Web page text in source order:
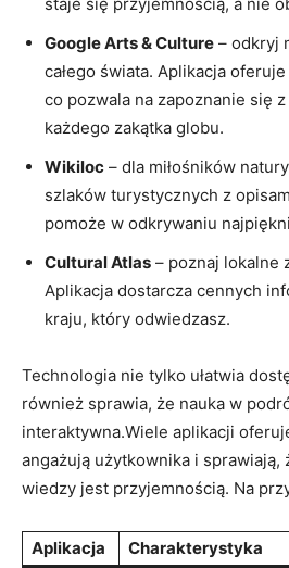
Google Arts & Culture – odkryj
całego świata. Aplikacja
‍co pozwala na zapoznanie się
każdego zakątka ⁣globu.
Wikiloc – dla miłośników
szlaków turystycznych z
pomoże w odkrywaniu
Cultural Atlas – poznaj lokalne
Aplikacja dostarcza ⁢cennych
kraju, który odwiedzasz.
Technologia nie tylko⁢ ułatwia
również sprawia, że ‌nauka w
interaktywna.Wiele aplikacji
angażują użytkownika i sprawiają,
wiedzy jest przyjemnością. Na
Aplikacja Charakterystyka